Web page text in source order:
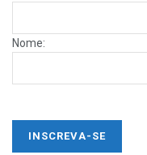
Nome: